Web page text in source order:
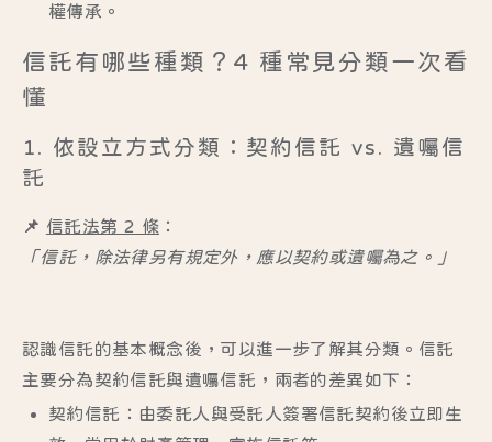
權傳承。
信託有哪些種類？4 種常見分類一次看
懂
1. 依設立方式分類：契約信託 vs. 遺囑信
託
📌 信託法第 2 條 ：
「信託，除法律另有規定外，應以契約或遺囑為之。」
認識信託的基本概念後，可以進一步了解其分類。信託
主要分為契約信託與遺囑信託，兩者的差異如下：
契約信託 ：由委託人與受託人簽署信託契約後立即生